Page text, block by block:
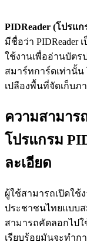
PIDReader (โปรแ
มีชื่อว่า
ใช้งานเพื่ออ่านบัตร
สมาร์ทการ์ดเท่านั้
เปลืองพื้นที่จัดเก็บภ
ความสามา
โปรแกรม
ละเอียด
ผู้ใช้สามารถเปิดใ
ประชาชนไทยแบบ
สามารถคัดลอกไปใ
เรียบร้อยมันจะทำก